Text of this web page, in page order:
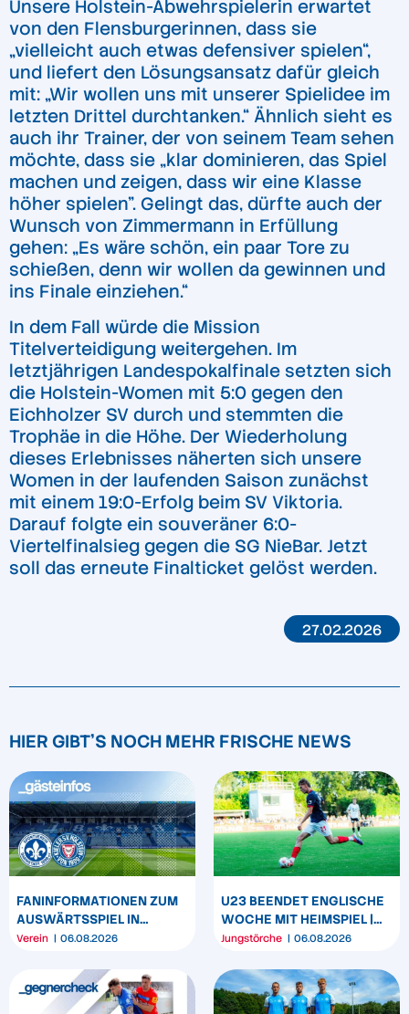
Unsere Holstein-Abwehrspielerin erwartet
von den Flensburgerinnen, dass sie
„vielleicht auch etwas defensiver spielen“,
und liefert den Lösungsansatz dafür gleich
mit: „Wir wollen uns mit unserer Spielidee im
letzten Drittel durchtanken.“ Ähnlich sieht es
auch ihr Trainer, der von seinem Team sehen
möchte, dass sie „klar dominieren, das Spiel
machen und zeigen, dass wir eine Klasse
höher spielen”. Gelingt das, dürfte auch der
Wunsch von Zimmermann in Erfüllung
gehen: „Es wäre schön, ein paar Tore zu
schießen, denn wir wollen da gewinnen und
ins Finale einziehen.“
In dem Fall würde die Mission
Titelverteidigung weitergehen. Im
letztjährigen Landespokalfinale setzten sich
die Holstein-Women mit 5:0 gegen den
Eichholzer SV durch und stemmten die
Trophäe in die Höhe. Der Wiederholung
dieses Erlebnisses näherten sich unsere
Women in der laufenden Saison zunächst
mit einem 19:0-Erfolg beim SV Viktoria.
Darauf folgte ein souveräner 6:0-
Viertelfinalsieg gegen die SG NieBar. Jetzt
soll das erneute Finalticket gelöst werden.
27.02.2026
HIER GIBT'S NOCH MEHR FRISCHE NEWS
FANINFORMATIONEN ZUM
AUSWÄRTSSPIEL IN
DARMSTADT
Verein 06.08.2026
U23 BEENDET ENGLISCHE
WOCHE MIT HEIMSPIEL |
U19 & U17 STARTEN IN DEN
Jungstörche 06.08.2026